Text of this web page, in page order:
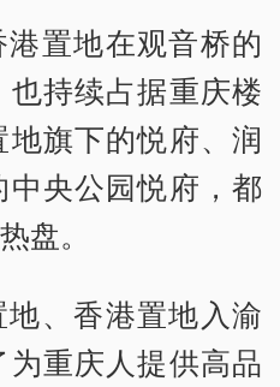
置地在观音桥的
持续占据重庆楼
旗下的悦府、润
央公园悦府，都
盘。
、香港置地入渝
重庆人提供高品